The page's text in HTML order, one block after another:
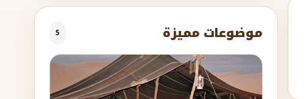
موضوعات مميزة 5